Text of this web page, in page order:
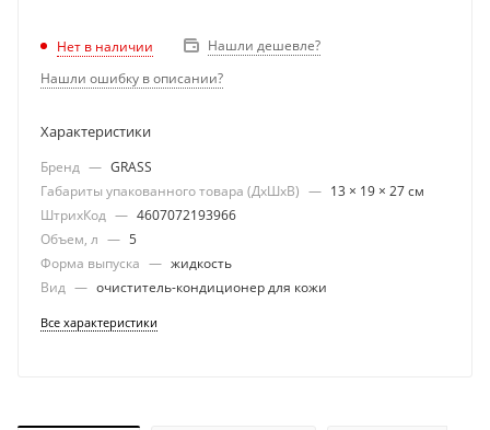
Нет в наличии
Нашли дешевле?
Нашли ошибку в описании?
Характеристики
Бренд — GRASS
Габариты упакованного товара (ДхШхВ) — 13 × 19 × 27 см
ШтрихКод — 4607072193966
Объем, л — 5
Форма выпуска — жидкость
Вид — очиститель-кондиционер для кожи
Все характеристики